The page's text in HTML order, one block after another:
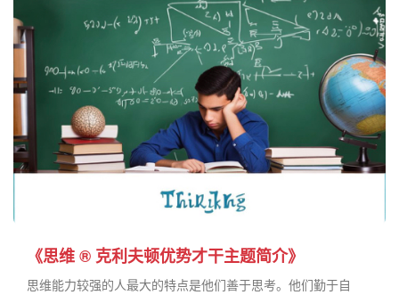
《思维 ® 克利夫顿优势才干主题简介》
思维能力较强的人最大的特点是他们善于思考。他们勤于自